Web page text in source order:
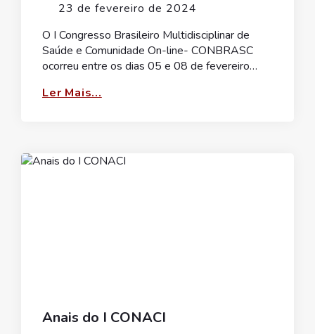
23 de fevereiro de 2024
O I Congresso Brasileiro Multidisciplinar de
Saúde e Comunidade On-line- CONBRASC
ocorreu entre os dias 05 e 08 de fevereiro…
Ler Mais...
Anais do I CONACI